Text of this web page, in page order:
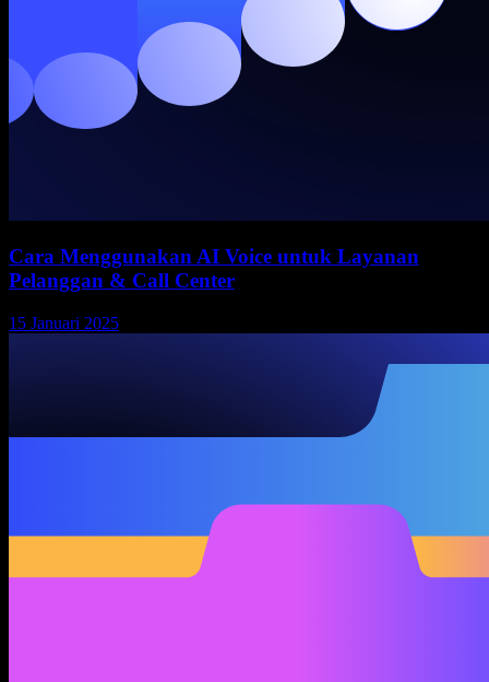
Cara Menggunakan AI Voice untuk Layanan
Pelanggan & Call Center
15 Januari 2025